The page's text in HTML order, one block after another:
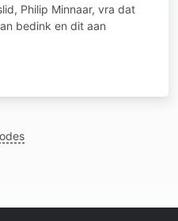
Philip Minnaar, vra dat
bedink en dit aan